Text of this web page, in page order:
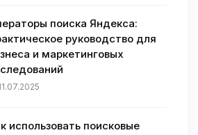
поиска Яндекса:
руководство для
и маркетинговых
использовать поисковые